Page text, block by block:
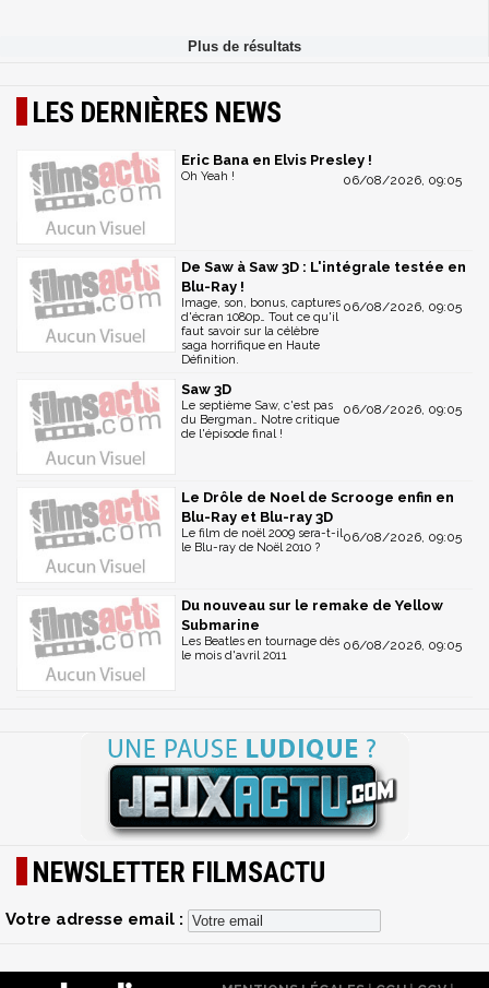
LES DERNIÈRES NEWS
Eric Bana en Elvis Presley !
06/08/2026, 09:05
Oh Yeah !
De Saw à Saw 3D : L'intégrale testée en
Blu-Ray !
06/08/2026, 09:05
Image, son, bonus, captures
d'écran 1080p… Tout ce qu'il
faut savoir sur la célèbre
saga horrifique en Haute
Définition.
Saw 3D
06/08/2026, 09:05
Le septième Saw, c'est pas
du Bergman… Notre critique
de l'épisode final !
Le Drôle de Noel de Scrooge enfin en
Blu-Ray et Blu-ray 3D
06/08/2026, 09:05
Le film de noël 2009 sera-t-il
le Blu-ray de Noël 2010 ?
Du nouveau sur le remake de Yellow
Submarine
06/08/2026, 09:05
Les Beatles en tournage dès
le mois d'avril 2011
NEWSLETTER FILMSACTU
Votre adresse email :